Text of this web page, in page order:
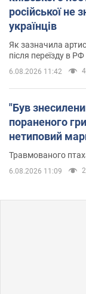
російської не
українців
Як зазначила
після переїзду в
6.08.2026 11:42
"Був
пораненого
нетиповий
Травмованого
6.08.2026 11:09